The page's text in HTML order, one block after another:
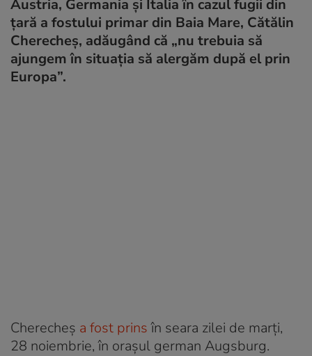
Austria, Germania și Italia în cazul fugii din
țară a fostului primar din Baia Mare, Cătălin
Cherecheș, adăugând că „nu trebuia să
ajungem în situația să alergăm după el prin
Europa”.
Cherecheş a fost prinsîn seara zilei de marți,
28 noiembrie, în orașul german Augsburg.